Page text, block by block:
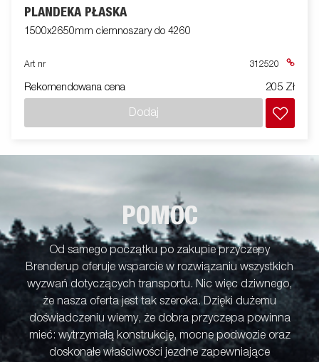
PLANDEKA PŁASKA
1500x2650mm ciemnoszary do 4260
Art nr 312520
Rekomendowana cena 205 Zł
Dodaj
POMOC
Od samego początku po zakupie przyczepy
Brenderup oferuje wsparcie w rozwiązaniu wszystkich
wyzwań dotyczących transportu. Nic więc dziwnego,
że nasza oferta jest tak szeroka. Dzięki dużemu
doświadczeniu wiemy, że dobra przyczepa powinna
mieć: wytrzymałą konstrukcję, mocne podwozie oraz
doskonałe właściwości jezdne zapewniające